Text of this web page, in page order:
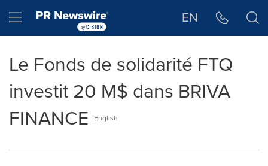
Hamburger menu EN
Le Fonds de solidarité FTQ
investit 20 M$ dans BRIVA
FINANCE
English